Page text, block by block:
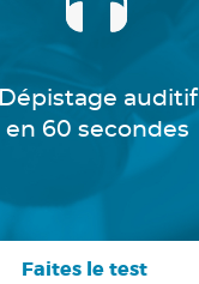
Dépistage auditif
en 60 secondes
Faites le test